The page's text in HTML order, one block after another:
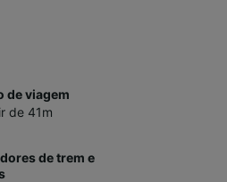
de viagem
de 41m
de trem e